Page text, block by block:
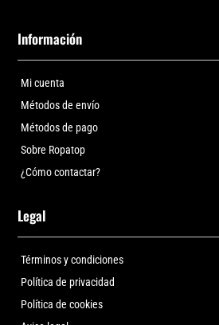
Información
Mi cuenta
Métodos de envío
Métodos de pago
Sobre Ropatop
¿Cómo contactar?
Legal
Términos y condiciones
Política de privacidad
Política de cookies